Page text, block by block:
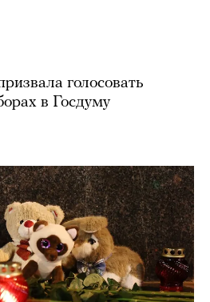
голосовать
в Госдуму